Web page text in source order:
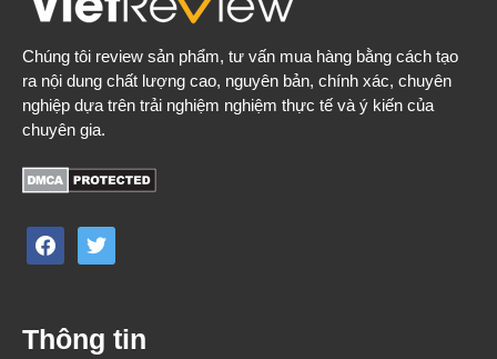
Chúng tôi review sản phẩm, tư vấn mua hàng bằng cách tạo
ra nội dung chất lượng cao, nguyên bản, chính xác, chuyên
nghiệp dựa trên trải nghiệm nghiệm thực tế và ý kiến của
chuyên gia.
facebooktwitter
Thông tin